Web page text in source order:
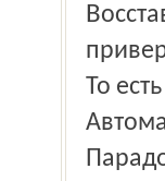
Восставшие, как известно, провозгласили свою
То